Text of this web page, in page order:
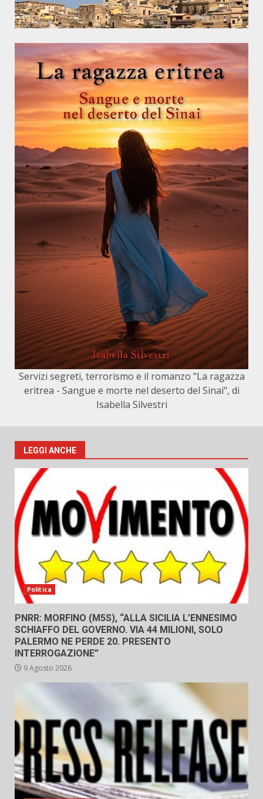
Servizi segreti, terrorismo e il romanzo "La ragazza
eritrea - Sangue e morte nel deserto del Sinai", di
Isabella Silvestri
LEGGI ANCHE
Politica
PNRR: MORFINO (M5S), “ALLA SICILIA L’ENNESIMO
SCHIAFFO DEL GOVERNO. VIA 44 MILIONI, SOLO
PALERMO NE PERDE 20. PRESENTO
INTERROGAZIONE”
9 Agosto 2026